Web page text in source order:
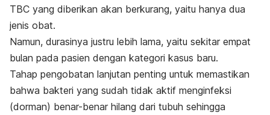
TBC yang diberikan akan berkurang, yaitu hanya dua
jenis obat.
Namun, durasinya justru lebih lama, yaitu sekitar empat
bulan pada pasien dengan kategori kasus baru.
Tahap pengobatan lanjutan penting untuk memastikan
bahwa bakteri yang sudah tidak aktif menginfeksi
(dorman) benar-benar hilang dari tubuh sehingga